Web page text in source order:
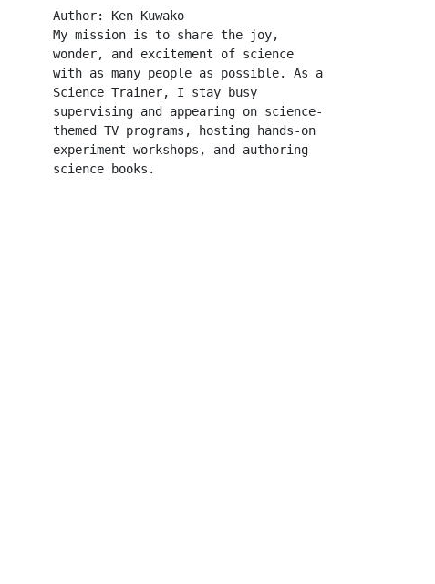
Author: Ken Kuwako
My mission is to share the joy,
wonder, and excitement of science
with as many people as possible. As a
Science Trainer, I stay busy
supervising and appearing on science-
themed TV programs, hosting hands-on
experiment workshops, and authoring
science books.